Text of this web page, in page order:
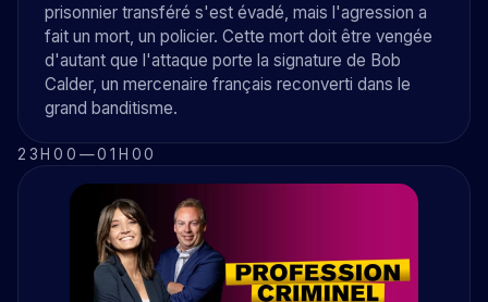
prisonnier transféré s'est évadé, mais l'agression a
fait un mort, un policier. Cette mort doit être vengée
d'autant que l'attaque porte la signature de Bob
Calder, un mercenaire français reconverti dans le
grand banditisme.
23H00 —01H00